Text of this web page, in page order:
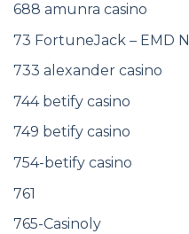
688 amunra casino
73 FortuneJack – EMD N
733 alexander casino
744 betify casino
749 betify casino
754-betify casino
761
765-Casinoly